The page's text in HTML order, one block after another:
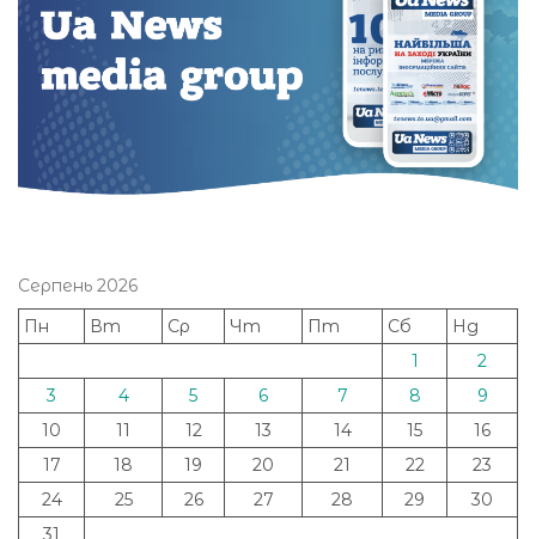
Серпень 2026
Пн
Вт Ср Чт Пт Сб
Нд
1
2
3
4 5 6 7 8
9
10
11 12 13 14 15
16
17
18 19 20 21 22
23
24
25 26 27 28 29
30
31